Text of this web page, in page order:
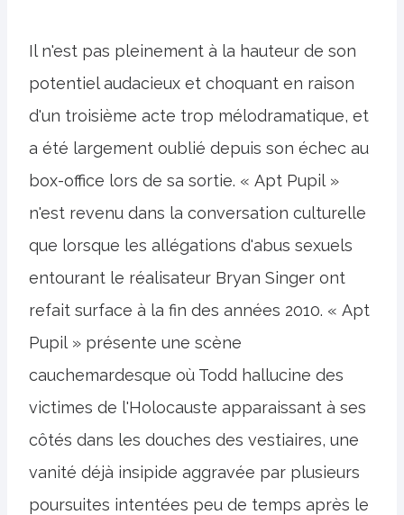
Il n'est pas pleinement à la hauteur de son
potentiel audacieux et choquant en raison
d'un troisième acte trop mélodramatique, et
a été largement oublié depuis son échec au
box-office lors de sa sortie. « Apt Pupil »
n'est revenu dans la conversation culturelle
que lorsque les allégations d'abus sexuels
entourant le réalisateur Bryan Singer ont
refait surface à la fin des années 2010. « Apt
Pupil » présente une scène
cauchemardesque où Todd hallucine des
victimes de l'Holocauste apparaissant à ses
côtés dans les douches des vestiaires, une
vanité déjà insipide aggravée par plusieurs
poursuites intentées peu de temps après le